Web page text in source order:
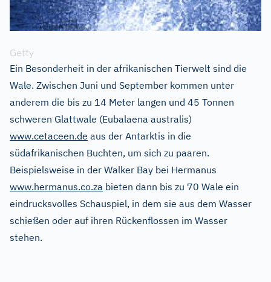
Getty
Ein Besonderheit in der afrikanischen Tierwelt sind die
Wale. Zwischen Juni und September kommen unter
anderem die bis zu 14 Meter langen und 45 Tonnen
schweren Glattwale (Eubalaena australis)
www.cetaceen.de aus der Antarktis in die
südafrikanischen Buchten, um sich zu paaren.
Beispielsweise in der Walker Bay bei Hermanus
www.hermanus.co.za bieten dann bis zu 70 Wale ein
eindrucksvolles Schauspiel, in dem sie aus dem Wasser
schießen oder auf ihren Rückenflossen im Wasser
stehen.